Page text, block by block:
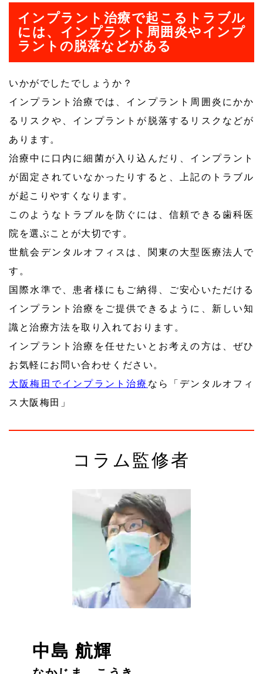
インプラント治療で起こるトラブル
には、インプラント周囲炎やインプ
ラントの脱落などがある
いかがでしたでしょうか？
インプラント治療では、インプラント周囲炎にかか
るリスクや、インプラントが脱落するリスクなどが
あります。
治療中に口内に細菌が入り込んだり、インプラント
が固定されていなかったりすると、上記のトラブル
が起こりやすくなります。
このようなトラブルを防ぐには、信頼できる歯科医
院を選ぶことが大切です。
世航会デンタルオフィスは、関東の大型医療法人で
す。
国際水準で、患者様にもご納得、ご安心いただける
インプラント治療をご提供できるように、新しい知
識と治療方法を取り入れております。
インプラント治療を任せたいとお考えの方は、ぜひ
お気軽にお問い合わせください。
大阪梅田でインプラント治療 なら「デンタルオフィ
ス大阪梅田」
コラム監修者
中島 航輝